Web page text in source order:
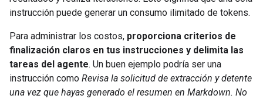
instrucción puede generar un consumo ilimitado de tokens.
Para administrar los costos, proporciona criterios de
finalización claros en tus instrucciones y delimita las
tareas del agente. Un buen ejemplo podría ser una
instrucción como Revisa la solicitud de extracción y detente
una vez que hayas generado el resumen en Markdown. No